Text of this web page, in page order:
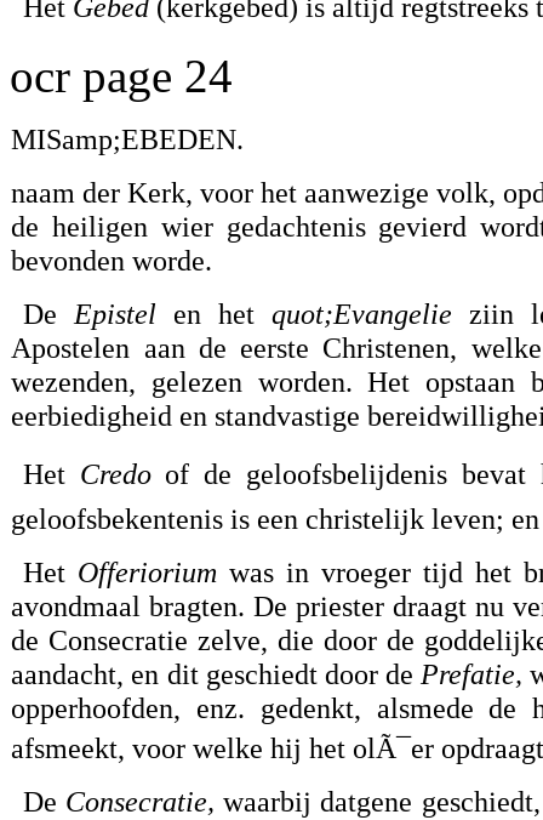
HetGebed(kerkgebed) is altijd regtstreeks
ocr page 24
MISamp;EBEDEN.
naam der Kerk, voor het aanwezige volk,
de heiligen wier gedachtenis gevierd
bevonden worde.
De Epistel en hetquot;Evangelie ziin
Apostelen aan de eerste Christenen,
wezenden, gelezen worden. Het
eerbiedigheid en standvastige
HetCredoof de geloofsbelijdenis bevat
geloofsbekentenis is een christelijk leven;
HetOfferiorium was in vroeger tijd het
avondmaal bragten. De priester draagt nu
de Consecratie zelve, die door de
aandacht, en dit geschiedt door de Prefatie,
opperhoofden, enz. gedenkt, alsmede de
afsmeekt, voor welke hij het olÃ¯er
De Consecratie, waarbij datgene